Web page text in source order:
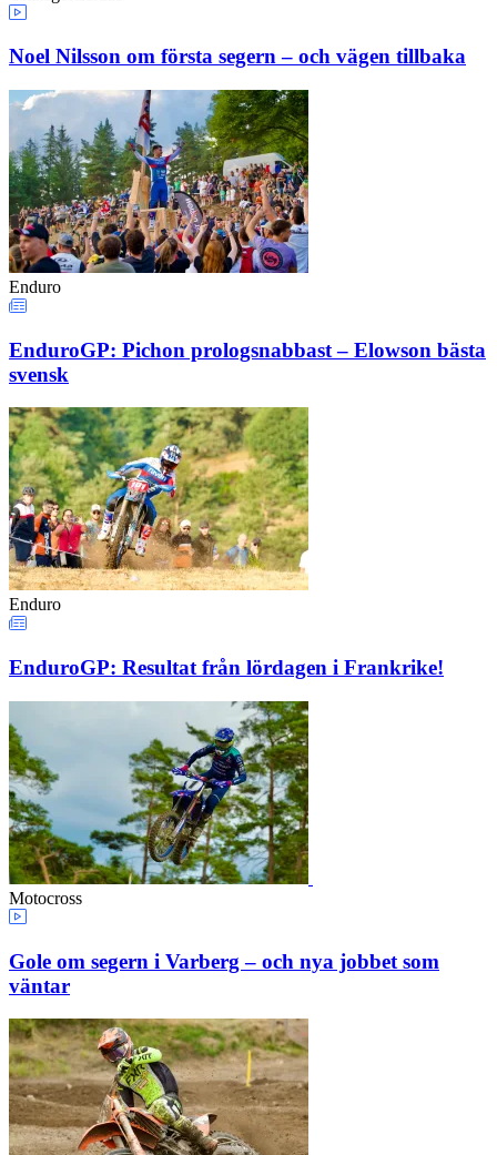
Noel Nilsson om första segern – och vägen tillbaka
Enduro
EnduroGP: Pichon prologsnabbast – Elowson bästa
svensk
Enduro
EnduroGP: Resultat från lördagen i Frankrike!
Motocross
Gole om segern i Varberg – och nya jobbet som
väntar